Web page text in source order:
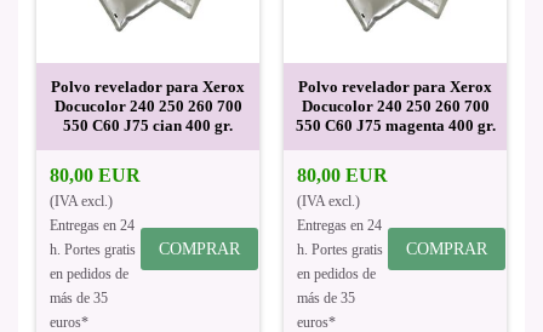
Polvo revelador para Xerox
Docucolor 240 250 260 700
550 C60 J75 cian 400 gr.
80,00 EUR
(IVA excl.)
Entregas en 24
h. Portes gratis
en pedidos de
más de 35
euros*
COMPRAR
Polvo revelador para Xerox
Docucolor 240 250 260 700
550 C60 J75 magenta 400 gr.
80,00 EUR
(IVA excl.)
Entregas en 24
h. Portes gratis
en pedidos de
más de 35
euros*
COMPRAR